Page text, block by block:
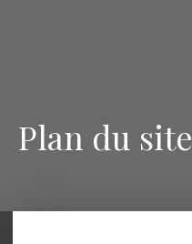
Plan du site